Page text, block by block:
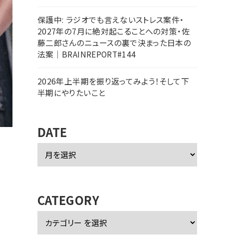
保護中: ラジオでも言えないストレス案件・
2027年の7月に絶対起こることへの対策・佐
藤二郎さんのニュースの裏で決まった日本の
法案｜BRAINREPORT#144
2026年上半期を振り返ってみよう！そして下
半期にやりたいこと
DATE
ー
ブ
CATEGORY